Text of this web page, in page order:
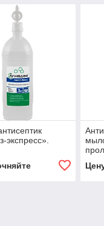
экспресс».